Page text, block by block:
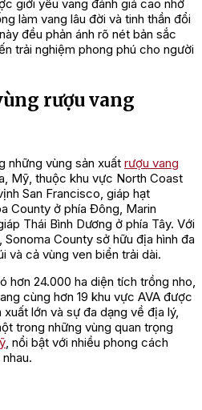
giới yêu vang đánh giá cao nhờ
làm vang lâu đời và tinh thần đổi
đều phản ánh rõ nét bản sắc
trải nghiệm phong phú cho người
rượu vang
những vùng sản xuất rượu vang
Mỹ, thuộc khu vực North Coast
San Francisco, giáp hạt
County ở phía Đông, Marin
Thái Bình Dương ở phía Tây. Với
County sở hữu địa hình đa
và cả vùng ven biển trải dài.
hơn 24.000 ha diện tích trồng nho,
cùng hơn 19 khu vực AVA được
lớn và sự đa dạng về địa lý,
trong những vùng quan trọng
, nổi bật với nhiều phong cách